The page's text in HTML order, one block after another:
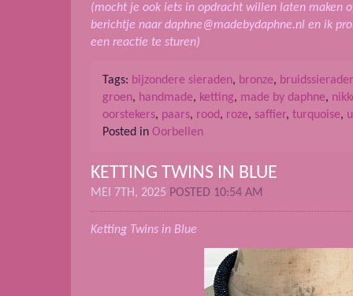
(mocht je ook iets in opdracht willen laten maken
berichtje naar daphne@madebydaphne.nl en ik
een reactie te sturen)
Tags: bijzondere sieraden, bronze,
groen, handmade, ketting, made by daphne,
oorstekers, paars, rood, roze, saffier, turquoise,
Posted in Oorbellen
KETTING TWINS IN BLUE
MEI 7TH, 2025 POSTED 10:54 AM
Ketting Twins in Blue